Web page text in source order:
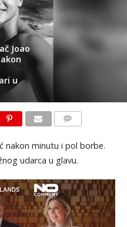
Joao
u
nakon minutu i pol borbe.
udarca u glavu.